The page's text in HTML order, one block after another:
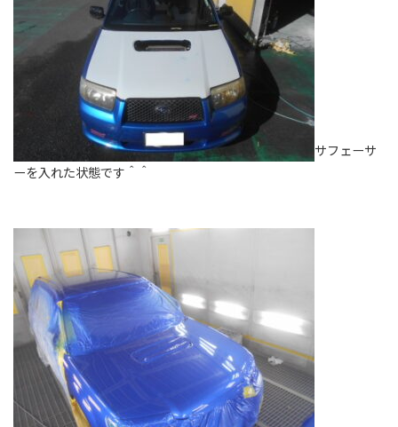
サフェーサ
ーを入れた状態です＾＾